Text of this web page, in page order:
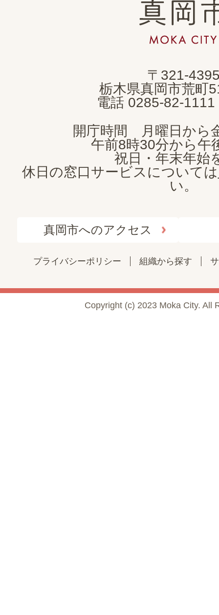
真
岡
市
CITY
〒321-
栃木県真岡市荒町
電話 0285-82-1111
開庁時間 月曜日から
午前8時30分から午
祝日・年末年始
休日の窓口サービスについては
い。
真岡市へのアクセス
プライバシーポリシー 組織から探す
Copyright (c) 2023 Moka City. All